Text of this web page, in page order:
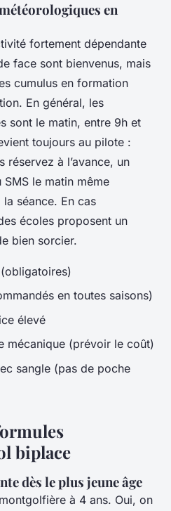
en
fortement dépendante
face sont bienvenus, mais
cumulus en formation
En général, les
sont le matin, entre 9h et
toujours au pilote :
réservez à l’avance, un
le matin même
séance. En cas
écoles proposent un
bien sorcier.
en toutes saisons)
élevé
mécanique (prévoir le coût)
sangle (pas de poche
biplace
dès le plus jeune âge
à 4 ans. Oui, on